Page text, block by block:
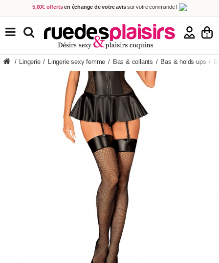
5,00€ offerts en échange de votre avissur votre commande !
Achetez aujourd'hui. Décidez quand payer !
Livraison en 48h
au prix de 2,90 € ! (Offerte dès 69,00€ d'achat)
0
TOUS NOS PRODUITS
/ Lingerie / Lingerie sexy femme / Bas & collants / Bas & holds ups /